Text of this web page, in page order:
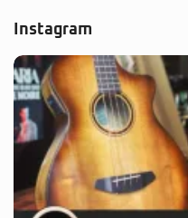
Instagram